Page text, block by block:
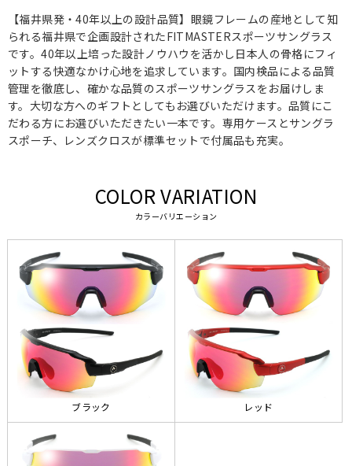
【福井県発・40年以上の設計品質】眼鏡フレームの産地として知
られる福井県で企画設計されたFITMASTERスポーツサングラス
です。40年以上培った設計ノウハウを活かし日本人の骨格にフィ
ットする快適なかけ心地を追求しています。国内検品による品質
管理を徹底し、確かな品質のスポーツサングラスをお届けしま
す。大切な方へのギフトとしてもお選びいただけます。品質にこ
だわる方にお選びいただきたい一本です。専用ケースとサングラ
スポーチ、レンズクロスが標準セットで付属品も充実。
COLOR VARIATION
カラーバリエーション
ブラック レッド